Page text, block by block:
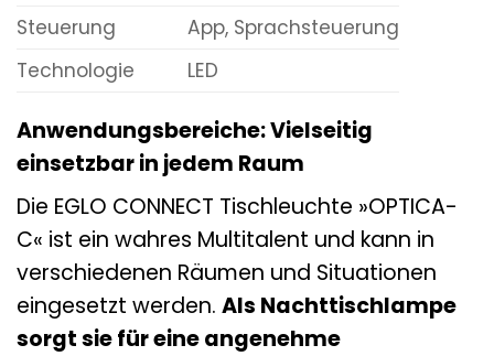
Steuerung
App, Sprachsteuerung
Technologie
LED
Anwendungsbereiche: Vielseitig
einsetzbar in jedem Raum
Die EGLO CONNECT Tischleuchte »OPTICA-
C« ist ein wahres Multitalent und kann in
verschiedenen Räumen und Situationen
eingesetzt werden. Als Nachttischlampe
sorgt sie für eine angenehme